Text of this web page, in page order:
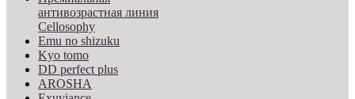
антивозрастная линия
Cellosophy
Emu no shizuku
Kyo tomo
DD perfect plus
AROSHA